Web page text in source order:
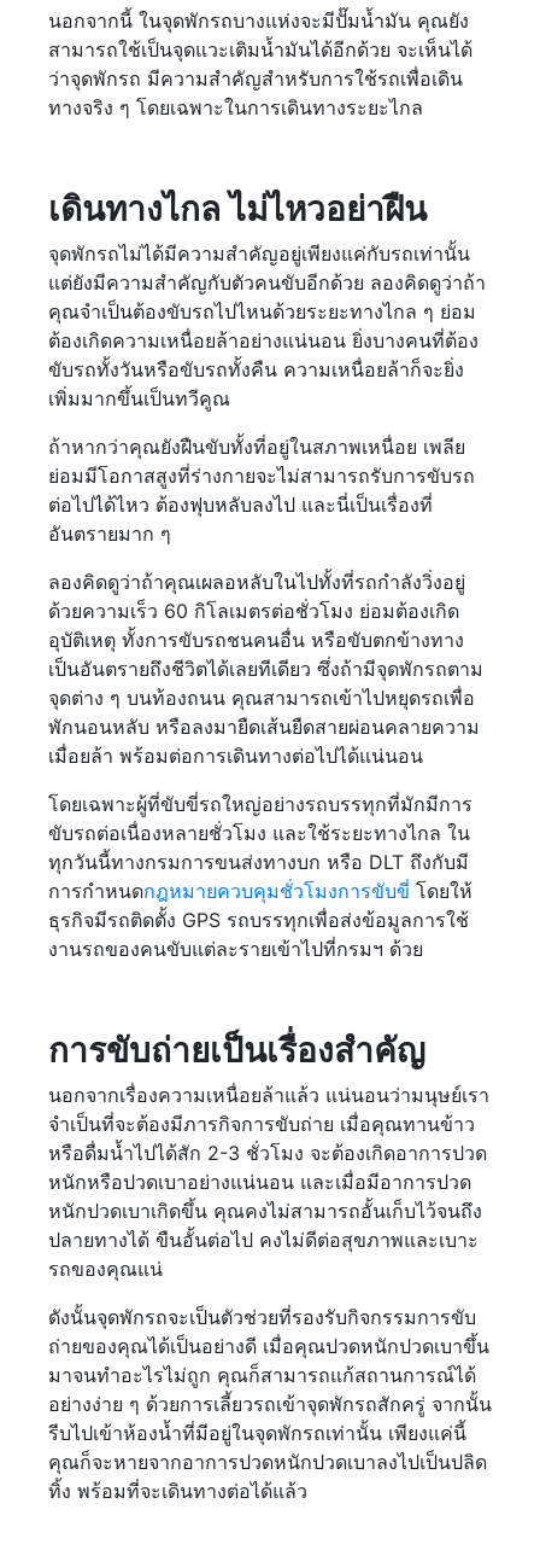
นอกจากนี้ ในจุดพักรถบางแห่งจะมีปั๊มน้ำมัน คุณยัง
สามารถใช้เป็นจุดแวะเติมน้ำมันได้อีกด้วย จะเห็นได้
ว่าจุดพักรถ มีความสำคัญสำหรับการใช้รถเพื่อเดิน
ทางจริง ๆ โดยเฉพาะในการเดินทางระยะไกล
เดินทางไกล ไม่ไหวอย่าฝืน
จุดพักรถไม่ได้มีความสำคัญอยู่เพียงแค่กับรถเท่านั้น
แต่ยังมีความสำคัญกับตัวคนขับอีกด้วย ลองคิดดูว่าถ้า
คุณจำเป็นต้องขับรถไปไหนด้วยระยะทางไกล ๆ ย่อม
ต้องเกิดความเหนื่อยล้าอย่างแน่นอน ยิ่งบางคนที่ต้อง
ขับรถทั้งวันหรือขับรถทั้งคืน ความเหนื่อยล้าก็จะยิ่ง
เพิ่มมากขึ้นเป็นทวีคูณ
ถ้าหากว่าคุณยังฝืนขับทั้งที่อยู่ในสภาพเหนื่อย เพลีย
ย่อมมีโอกาสสูงที่ร่างกายจะไม่สามารถรับการขับรถ
ต่อไปได้ไหว ต้องฟุบหลับลงไป และนี่เป็นเรื่องที่
อันตรายมาก ๆ
ลองคิดดูว่าถ้าคุณเผลอหลับในไปทั้งที่รถกำลังวิ่งอยู่
ด้วยความเร็ว 60 กิโลเมตรต่อชั่วโมง ย่อมต้องเกิด
อุบัติเหตุ ทั้งการขับรถชนคนอื่น หรือขับตกข้างทาง
เป็นอันตรายถึงชีวิตได้เลยทีเดียว ซึ่งถ้ามีจุดพักรถตาม
จุดต่าง ๆ บนท้องถนน คุณสามารถเข้าไปหยุดรถเพื่อ
พักนอนหลับ หรือลงมายืดเส้นยืดสายผ่อนคลายความ
เมื่อยล้า พร้อมต่อการเดินทางต่อไปได้แน่นอน
โดยเฉพาะผู้ที่ขับขี่รถใหญ่อย่างรถบรรทุกที่มักมีการ
ขับรถต่อเนื่องหลายชั่วโมง และใช้ระยะทางไกล ใน
ทุกวันนี้ทางกรมการขนส่งทางบก หรือ DLT ถึงกับมี
การกำหนดกฎหมายควบคุมชั่วโมงการขับขี่ โดยให้
ธุรกิจมีรถติดตั้ง GPS รถบรรทุกเพื่อส่งข้อมูลการใช้
งานรถของคนขับแต่ละรายเข้าไปที่กรมฯ ด้วย
การขับถ่ายเป็นเรื่องสำคัญ
นอกจากเรื่องความเหนื่อยล้าแล้ว แน่นอนว่ามนุษย์เรา
จำเป็นที่จะต้องมีภารกิจการขับถ่าย เมื่อคุณทานข้าว
หรือดื่มน้ำไปได้สัก 2-3 ชั่วโมง จะต้องเกิดอาการปวด
หนักหรือปวดเบาอย่างแน่นอน และเมื่อมีอาการปวด
หนักปวดเบาเกิดขึ้น คุณคงไม่สามารถอั้นเก็บไว้จนถึง
ปลายทางได้ ขืนอั้นต่อไป คงไม่ดีต่อสุขภาพและเบาะ
รถของคุณแน่
ดังนั้นจุดพักรถจะเป็นตัวช่วยที่รองรับกิจกรรมการขับ
ถ่ายของคุณได้เป็นอย่างดี เมื่อคุณปวดหนักปวดเบาขึ้น
มาจนทำอะไรไม่ถูก คุณก็สามารถแก้สถานการณ์ได้
อย่างง่าย ๆ ด้วยการเลี้ยวรถเข้าจุดพักรถสักครู่ จากนั้น
รีบไปเข้าห้องน้ำที่มีอยู่ในจุดพักรถเท่านั้น เพียงแค่นี้
คุณก็จะหายจากอาการปวดหนักปวดเบาลงไปเป็นปลิด
ทิ้ง พร้อมที่จะเดินทางต่อได้แล้ว